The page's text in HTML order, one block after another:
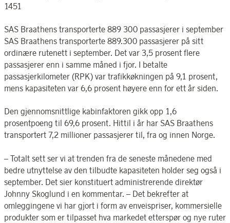
1451
SAS Braathens transporterte 889 300 passasjerer i september
SAS Braathens transporterte 889.300 passasjerer på sitt
ordinære rutenett i september. Det var 3,5 prosent flere
passasjerer enn i samme måned i fjor. I betalte
passasjerkilometer (RPK) var trafikkøkningen på 9,1 prosent,
mens kapasiteten var 6,6 prosent høyere enn for ett år siden.
Den gjennomsnittlige kabinfaktoren gikk opp 1,6
prosentpoeng til 69,6 prosent. Hittil i år har SAS Braathens
transportert 7,2 millioner passasjerer til, fra og innen Norge.
– Totalt sett ser vi at trenden fra de seneste månedene med
bedre utnyttelse av den tilbudte kapasiteten holder seg også i
september. Det sier konstituert administrerende direktør
Johnny Skoglund i en kommentar. – Det bekrefter at
omleggingene vi har gjort i form av enveispriser, kommersielle
produkter som er tilpasset hva markedet etterspør og nye ruter